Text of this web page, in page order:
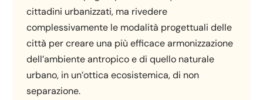
cittadini urbanizzati, ma rivedere
complessivamente le modalità progettuali delle
città per creare una più efficace armonizzazione
dell’ambiente antropico e di quello naturale
urbano, in un’ottica ecosistemica, di non
separazione.